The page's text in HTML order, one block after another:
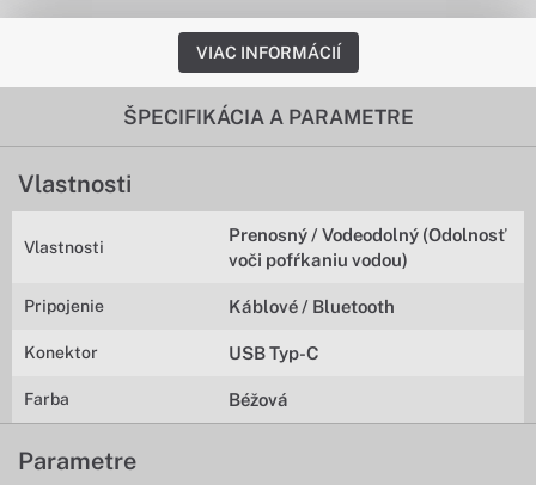
VIAC INFORMÁCIÍ
ŠPECIFIKÁCIA A PARAMETRE
Vlastnosti
Vlastnosti
Prenosný / Vodeodolný (Odolnosť
voči pofŕkaniu vodou)
Pripojenie Káblové / Bluetooth
Konektor USB Typ-C
Farba Béžová
Parametre